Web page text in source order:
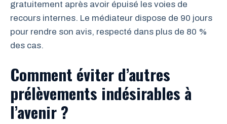
gratuitement après avoir épuisé les voies de
recours internes. Le médiateur dispose de 90 jours
pour rendre son avis, respecté dans plus de 80 %
des cas.
Comment éviter d’autres
prélèvements indésirables à
l’avenir ?